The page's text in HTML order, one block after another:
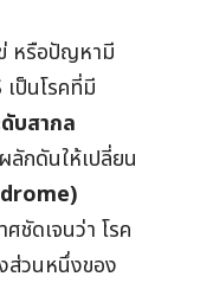
หรือปัญหามี
ป็นโรคที่มี
บสากล
กดันให้เปลี่ยน
ศชัดเจนว่า โรค
ส่วนหนึ่งของ